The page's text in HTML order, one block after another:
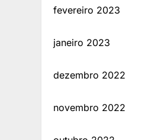
fevereiro 2023
janeiro 2023
dezembro 2022
novembro 2022